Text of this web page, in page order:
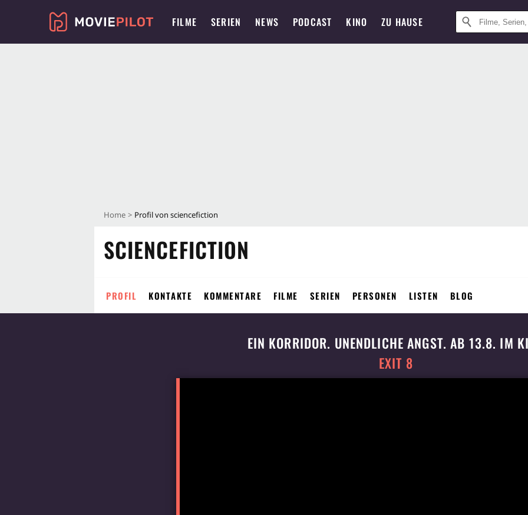
FILME SERIEN NEWS PODCAST KINO ZU HAUSE
Home Profil von sciencefiction
SCIENCEFICTION
PROFIL KONTAKTE KOMMENTARE FILME SERIEN PERSONEN LISTEN BLOG
EIN KORRIDOR. UNENDLICHE ANGST. AB 13.8. IM
EXIT 8